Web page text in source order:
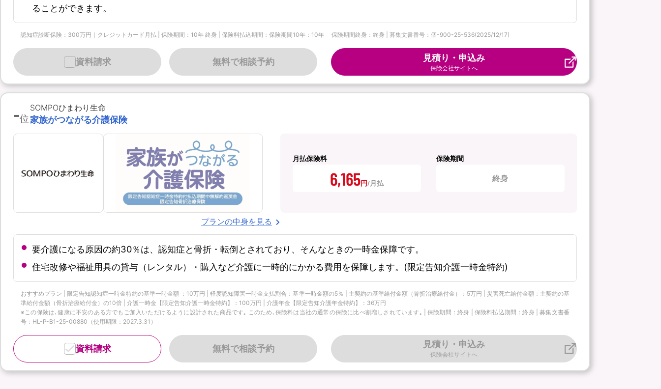
ることができます。
認知症診断保険：300万円｜クレジットカード月払 | 保険期間：10年 終身 | 保険料払込期間：保険期間10年：10年 保険期間終身：終身 | 募集文書番号：個-900-25-536(2025/12/17)
無料で相談予約
資料請求 見積り・申込み
保険会社サイトへ
-位
SOMPOひまわり生命
家族がつながる介護保険
月払保険料
6,165円
保険期間
終身
プランの中身を見る
要介護になる原因の約30％は、認知症と骨折・転倒とされており、そんなときの一時金保障です。
住宅改修や福祉用具の貸与（レンタル）・購入など介護に一時的にかかる費用を保障します。(限定告知介護一時金特約)
おすすめプラン | 限定告知認知症一時金特約の基準一時金額 ：10万円 | 軽度認知障害一時金支払割合：基準一時金額の5％ | 主契約の基準給付金額（骨折治療給付金）：5万円 | 災害死亡給付金額：主契約の基
準給付金額（骨折治療給付金）の10倍 | 介護一時金【限定告知介護一時金特約】：100万円 | 介護年金【限定告知介護年金特約】：36万円
※この保険は､健康に不安のある方でもご加入いただけるように設計された商品です｡ このため､保険料は当社の通常の保険に比べ割増しされています｡ | 保険期間：終身 | 保険料払込期間：終身 | 募集文書番
号：HL-P-B1-25-00880（使用期限：2027.3.31）
無料で相談予約
資料請求 見積り・申込み
保険会社サイトへ